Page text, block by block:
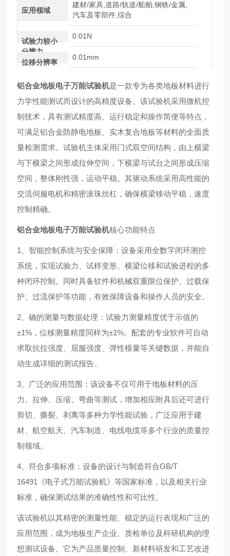
应用领域
建材/家具,道路/轨道/船舶,钢铁/金属,
汽车及零部件,综合
试验力较小
分辨力
0.01N
位移分辨率
0.01mm
铝合金地板电子万能试验机是一款专为各类地板材料进行
力学性能测试而设计的高精度设备。该试验机采用微机控
制技术，具有测试精度高、运行稳定和操作简便等特点，
可满足铝合金防静电地板、实木复合地板等材料的全面质
量检测需求。试验机主体采用门式双空间结构，由上横梁
与下横梁之间形成拉伸空间，下横梁与试台之间形成压缩
空间，整体刚性强，运动平稳。其驱动系统采用高性能的
交流伺服电机和精密滚珠丝杠，确保横梁移动平稳，速度
控制精确。
铝合金地板电子万能试验机核心功能特点
1、智能控制系统与安全保障：设备采用全数字闭环测控
系统，实现试验力、试样变形、横梁位移和试验进程的多
种闭环控制。同时具备软件和机械双重限位保护、过载保
护、过流保护等功能，有效保障设备和操作人员的安全。
2、确的测量与数据处理：试验力测量精度优于示值的
±1%，位移测量精度同样为±1%。配套的专业软件可自动
求取抗拉强度、屈服强度、弹性模量等关键数据，并能自
动生成详细的测试报告。
3、广泛的应用范围：该设备不仅可用于地板材料的压
力、拉伸、压缩、弯曲等测试，增加相应附具后还可进行
剪切、撕裂、剥离等多种力学性能试验，广泛应用于建
材、航空航天、汽车制造、电线电缆等多个行业的质量控
制领域。
4、符合多项标准：设备的设计与制造符合GB/T
16491《电子式万能试验机》等国家标准，以及相关行业
标准，确保测试结果的准确性性和可比性。
该试验机以其精密的测量性能、稳定的运行表现和广泛的
应用范围，成为地板生产企业、质检单位及科研机构的理
想测试设备。它为产品质量控制、新材料研发和工艺改进